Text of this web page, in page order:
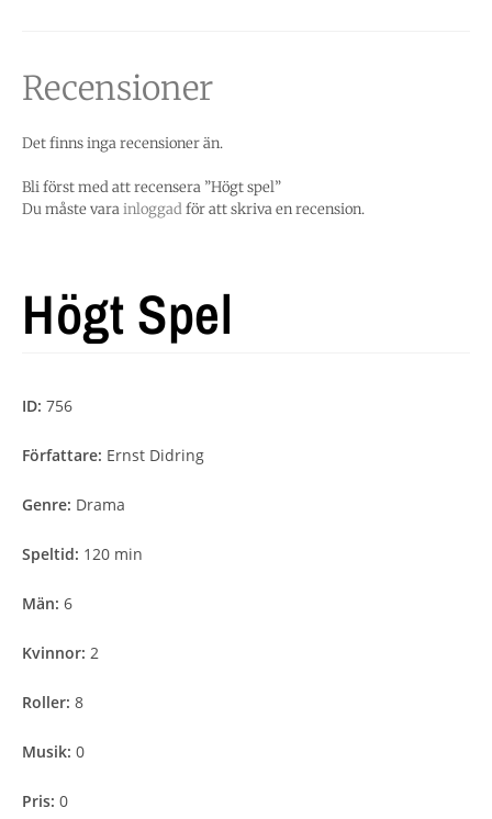
Recensioner
Det finns inga recensioner än.
Bli först med att recensera ”Högt spel”
Du måste varainloggadför att skriva en recension.
Högt Spel
ID: 756
Författare: Ernst Didring
Genre: Drama
Speltid: 120 min
Män: 6
Kvinnor: 2
Roller: 8
Musik: 0
Pris: 0